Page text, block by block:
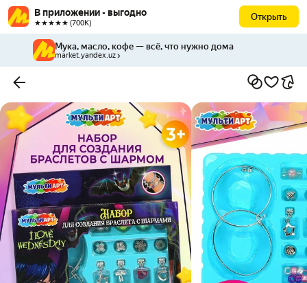
В приложении - выгодно
★★★★★ (700К)
Открыть
Мука, масло, кофе — всё, что нужно дома
market.yandex.uz